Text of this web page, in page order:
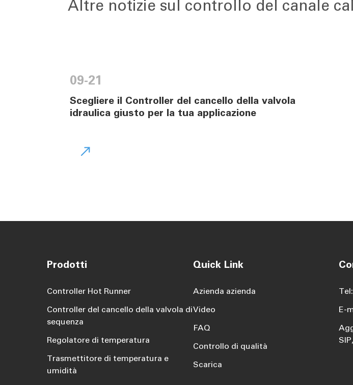
Altre notizie sul controllo del canale
09-21
Scegliere il Controller del cancello della valvola
idraulica giusto per la tua applicazione

Prodotti
Controller Hot Runner
Controller del cancello della valvola di
sequenza
Regolatore di temperatura
Trasmettitore di temperatura e
umidità
Quick Link
Azienda azienda
Video
FAQ
Controllo di qualità
Scarica
E-